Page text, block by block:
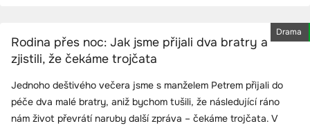
Drama
Rodina přes noc: Jak jsme přijali dva bratry a
zjistili, že čekáme trojčata
Jednoho deštivého večera jsme s manželem Petrem přijali do
péče dva malé bratry, aniž bychom tušili, že následující ráno
nám život převrátí naruby další zpráva – čekáme trojčata. V